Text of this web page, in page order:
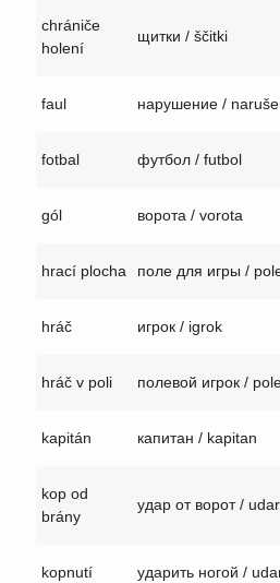
chrániče
holení
щитки / ščitki
faul нарушение /
fotbal футбол / futbol
gól ворота / vorota
hrací plocha поле для игры /
hráč игрок / igrok
hráč v poli полевой игрок /
kapitán капитан / kapitan
kop od
brány
удар от ворот /
kopnutí ударить ногой /